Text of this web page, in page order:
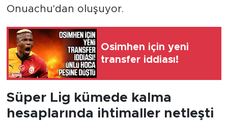
Onuachu'dan oluşuyor.
Osimhen için yeni
transfer iddiası!
Süper Lig kümede kalma
hesaplarında ihtimaller netleşti